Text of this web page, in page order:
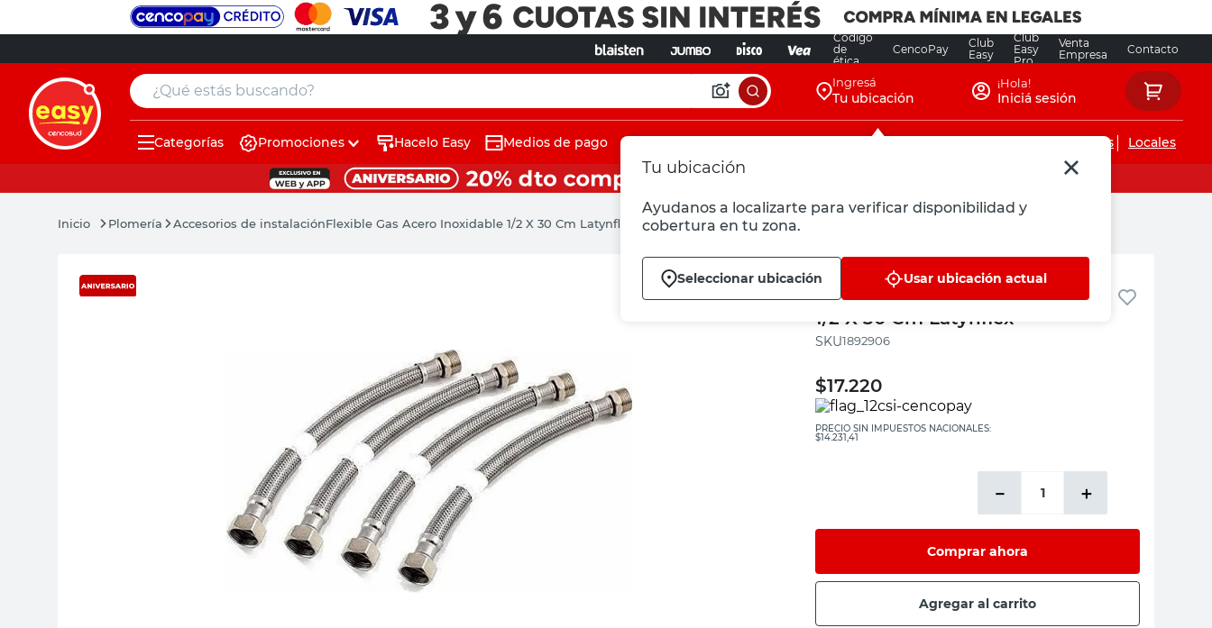
Código
de
ética
CencoPay
Club
Easy
Club
Easy
Pro
Venta
Empresa
Contacto
¿Qué estás buscando? Ingresá
Tu ubicación
Tu ubicación
Ayudanos a localizarte para verificar disponibilidad y
cobertura en tu zona.
Seleccionar ubicación Usar ubicación actual
¡Hola!
Iniciá sesión
Categorías Promociones Hacelo Easy Medios de pago Servicios de instalaciones Locales
Plomería Accesorios de instalaciónFlexible Gas Acero Inoxidable 1/2 X 30 Cm Latynflex
Latynflex
Flexible Gas Acero Inoxidable
1/2 X 30 Cm Latynflex
:1892906
$17.220
PRECIO SIN IMPUESTOS NACIONALES:
$14.231,41
＋
－
Comprar ahora
Agregar al carrito
muebles